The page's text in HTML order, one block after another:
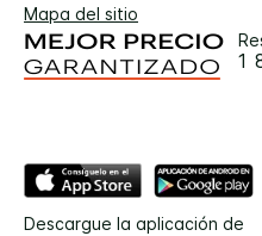
Mapa del sitio
1
Descargue la aplicación de